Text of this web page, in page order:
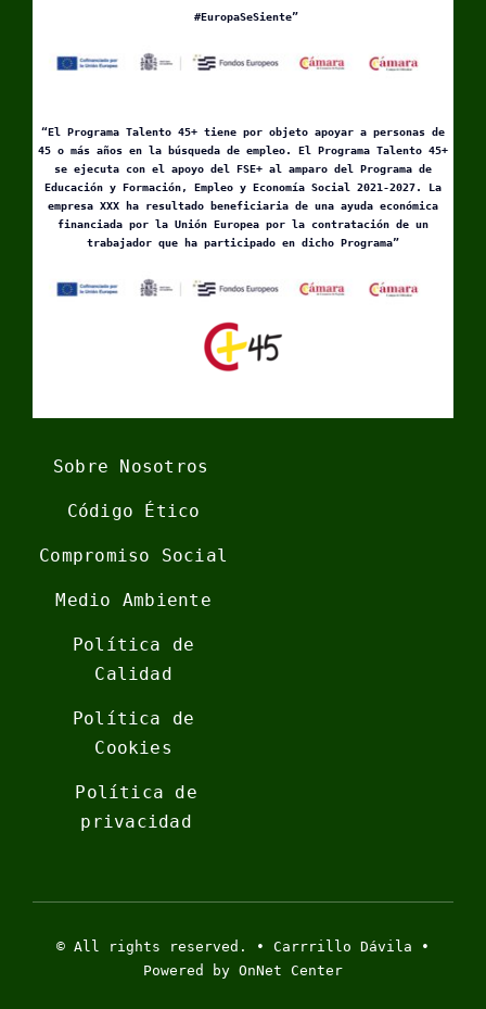
#EuropaSeSiente”
“El Programa Talento 45+ tiene por objeto apoyar a personas de
45 o más años en la búsqueda de empleo. El Programa Talento 45+
se ejecuta con el apoyo del FSE+ al amparo del Programa de
Educación y Formación, Empleo y Economía Social 2021-2027. La
empresa XXX ha resultado beneficiaria de una ayuda económica
financiada por la Unión Europea por la contratación de un
trabajador que ha participado en dicho Programa”
Sobre Nosotros
Código Ético
Compromiso Social
Medio Ambiente
Política de
Calidad
Política de
Cookies
Política de
privacidad
© All rights reserved. • Carrrillo Dávila •
Powered by OnNet Center